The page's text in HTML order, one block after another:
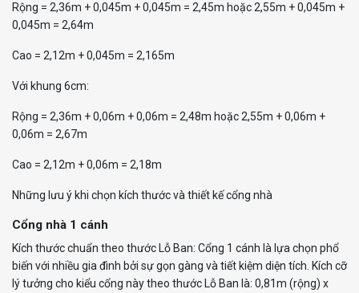
Rộng = 2,36m + 0,045m + 0,045m = 2,45m hoặc 2,55m + 0,045m +
0,045m = 2,64m
Cao = 2,12m + 0,045m = 2,165m
Với khung 6cm:
Rộng = 2,36m + 0,06m + 0,06m = 2,48m hoặc 2,55m + 0,06m +
0,06m = 2,67m
Cao = 2,12m + 0,06m = 2,18m
Những lưu ý khi chọn kích thước và thiết kế cổng nhà
Cổng nhà 1 cánh
Kích thước chuẩn theo thước Lỗ Ban: Cổng 1 cánh là lựa chọn phổ
biến với nhiều gia đình bởi sự gọn gàng và tiết kiệm diện tích. Kích cỡ
lý tưởng cho kiểu cổng này theo thước Lỗ Ban là: 0,81m (rộng) x